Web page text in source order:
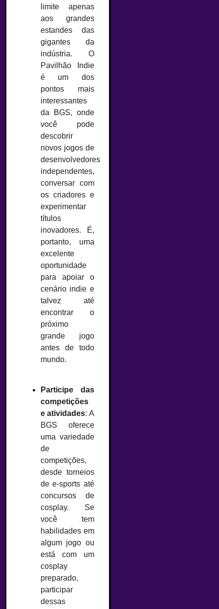
limite apenas
aos grandes
estandes das
gigantes da
indústria. O
Pavilhão Indie
é um dos
pontos mais
interessantes
da BGS, onde
você pode
descobrir
novos jogos de
desenvolvedores
independentes,
conversar com
os criadores e
experimentar
títulos
inovadores. É,
portanto, uma
excelente
oportunidade
para apoiar o
cenário indie e
talvez até
encontrar o
próximo
grande jogo
antes de todo
mundo.
Participe das
competições
e atividades: A
BGS oferece
uma variedade
de
competições,
desde torneios
de e-sports até
concursos de
cosplay. Se
você tem
habilidades em
algum jogo ou
está com um
cosplay
preparado,
participar
dessas